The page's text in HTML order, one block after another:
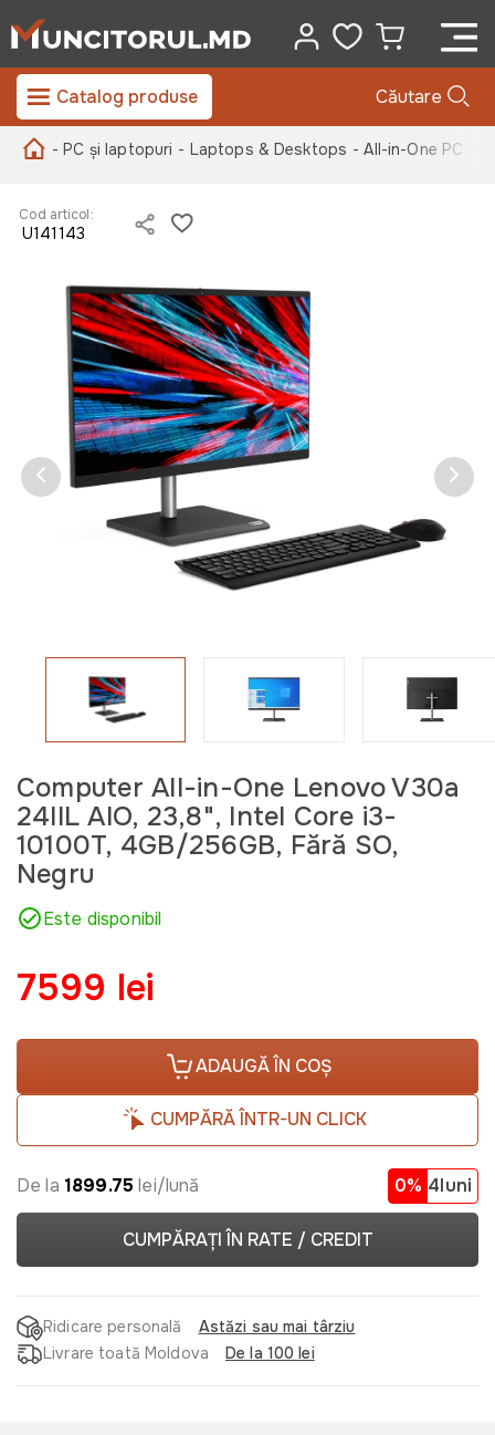
Catalog produse Căutare
- PC și laptopuri - Laptops & Desktops - All-in-One PC
Cod articol:
U141143
Computer All-in-One Lenovo V30a
24IIL AIO, 23,8", Intel Core i3-
10100T, 4GB/256GB, Fără SO,
Negru
Este disponibil
7599 lei
ADAUGĂ ÎN COȘ
CUMPĂRĂ ÎNTR-UN CLICK
De la 1899.75 lei/lună 0% 4luni
CUMPĂRAȚI ÎN RATE / CREDIT
Ridicare personală
Astăzi sau mai târziu
Livrare toată Moldova
De la 100 lei